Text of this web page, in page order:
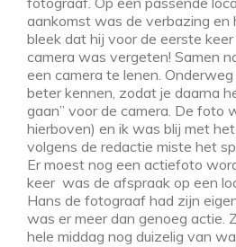
aankomst was de verbazing en
bleek dat hij voor de eerste
camera was vergeten! Samen
een camera te lenen.
beter kennen, zodat je daarna
gaan” voor de camera. De foto
hierboven) en ik was blij met
volgens de redactie miste het
Er moest nog een actiefoto
keer was de afspraak op een
Hans de fotograaf had zijn
was er meer dan genoeg actie.
hele middag nog duizelig van